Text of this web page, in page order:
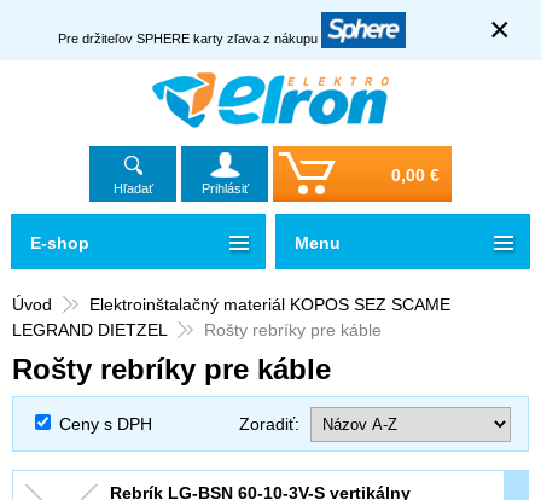
Pre držiteľov SPHERE karty zľava z nákupu ×
Hľadať Prihlásiť
0,00 €
Úvod
Elektroinštalačný materiál KOPOS SEZ SCAME
LEGRAND DIETZEL
Rošty rebríky pre káble
Rošty rebríky pre káble
Ceny s DPH Zoradiť:
Rebrík LG-BSN 60-10-3V-S vertikálny
E-shop Menu